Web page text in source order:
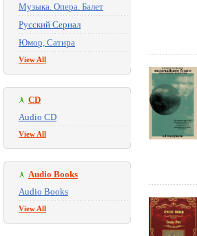
Музыка. Опера. Балет
Русский Сериал
Юмор, Сатира
View All
CD
Audio CD
View All
Audio Books
Audio Books
View All